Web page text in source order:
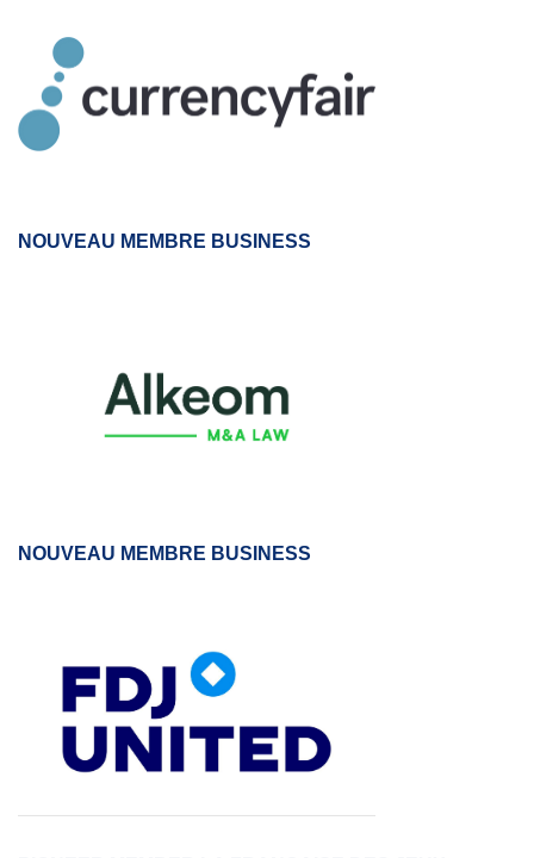
NOUVEAU MEMBRE BUSINESS
NOUVEAU MEMBRE BUSINESS